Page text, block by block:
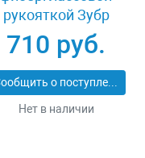
рукояткой Зубр
ПРОФИ 20531-
450_z02
710 руб.
Сообщить о поступлении
Нет в наличии